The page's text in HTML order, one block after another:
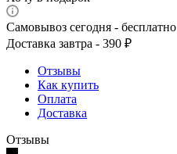
Самовывоз сегодня - бесплатно
Доставка завтра - 390 ₽
Отзывы
Как купить
Оплата
Доставка
Отзывы